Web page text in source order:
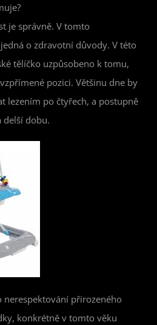
je správně. V tomto
o zdravotní důvody. V této
tělíčko uzpůsobeno k tomu,
pozici. Většinu dne by
lezením po čtyřech, a postupně
delší dobu.
nerespektování přirozeného
konkrétně v tomto věku